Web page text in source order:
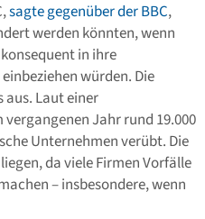
sagte gegenüber der BBC,
werden könnten, wenn
in ihre
würden. Die
Laut einer
Jahr rund 19.000
Unternehmen verübt. Die
da viele Firmen Vorfälle
– insbesondere, wenn